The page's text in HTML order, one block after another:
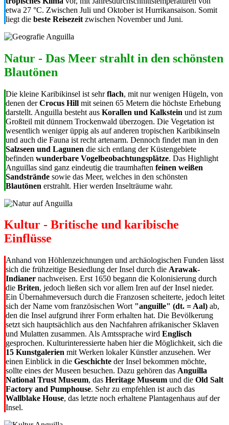
etwa 27 °C. Zwischen Juli und Oktober ist Hurrikansaison. Somit
liegt die beste Reisezeit zwischen November und Juni.
Natur - Das Meer strahlt in den schönsten
Blautönen
Die kleine Karibikinsel ist sehrflach, mit nur wenigen Hügeln, von
denen derCrocus Hill mit seinen 65 Metern die höchste Erhebung
darstellt. Anguilla besteht aus Korallen und Kalkstein und ist zum
Großteil mit dünnem Trockenwald überzogen. Die Vegetation ist
wesentlich weniger üppig als auf anderen tropischen Karibikinseln
und auch die Fauna ist recht artenarm. Dennoch findet man in den
Salzseen und Lagunen die sich entlang der Küstengebiete
befinden wunderbare Vogelbeobachtungsplätze. Das Highlight
Anguillas sind ganz eindeutig die traumhaften feinen weißen
Sandstrände sowie das Meer, welches in den schönsten
Blautönen erstrahlt. Hier werden Inselträume wahr.
Kultur - Britische und karibische
Einflüsse
Anhand von Höhlenzeichnungen und archäologischen Funden lässt
sich die frühzeitige Besiedlung der Insel durch die Arawak-
Indianer nachweisen. Erst 1650 begann die Kolonisierung durch
die Briten, jedoch ließen sich vor allem Iren auf der Insel nieder.
Ein Übernahmeversuch durch die Franzosen scheiterte, jedoch leitet
sich der Name vom französischen Wort "anguille" (dt. = Aal) ab,
den die Insel aufgrund ihrer Form erhalten hat. Die Bevölkerung
setzt sich hauptsächlich aus den Nachfahren afrikanischer Sklaven
und Mulatten zusammen. Als Amtssprache wird Englisch
gesprochen. Kulturinteressierte haben hier die Möglichkeit, sich die
15 Kunstgalerien mit Werken lokaler Künstler anzusehen. Wer
einen Einblick in die Geschichte der Insel bekommen möchte,
sollte eines der Museen besuchen. Dazu gehören das Anguilla
National Trust Museum, das Heritage Museum und die Old Salt
Factory and Pumphouse. Sehr zu empfehlen ist auch das
Wallblake House, das letzte noch erhaltene Plantagenhaus auf der
Insel.